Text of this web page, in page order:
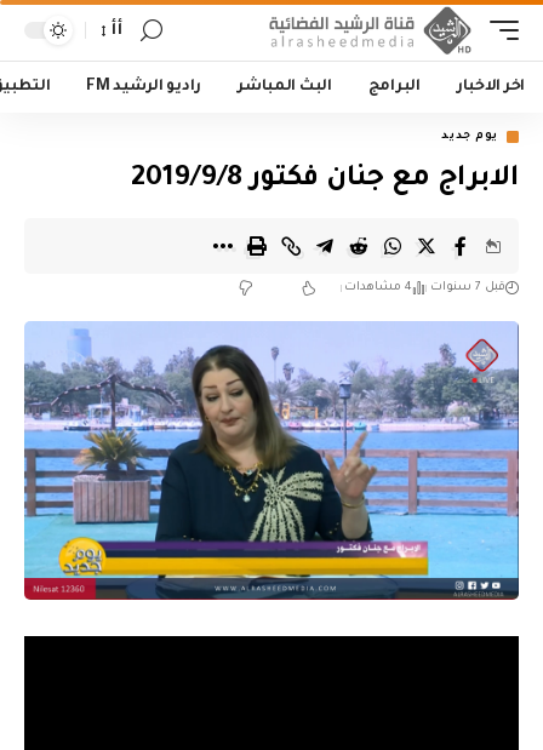
أأ
اخر الاخبار البرامج البث المباشر راديو الرشيد FM
يوم جديد
الابراج مع جنان فكتور 2019/9/8
قبل 7 سنوات 4 مشاهدات